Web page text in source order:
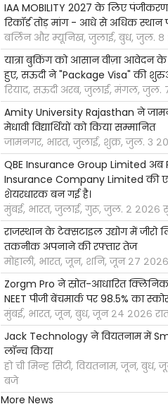
IAA MOBILITY 2027 के लिए
रिकॉर्ड तोड़ मांग - आधे से अधिक
बर्लिन और म्यूनिख, जुलाई, बुध, जुल. ८
यात्रा बुकिंग को आसान वीज़ा आवेदन
हुए, सऊदी ने "Package Visa" की
रियाद, सऊदी अरब, जुलाई, मंगल, जुल.
Amity University Rajasthan ने
मेधावी विद्यार्थियों को किया सम्मानित
जामनगर, भारत, जुलाई, शुक्र, जुल. ३
QBE Insurance Group Limited अब
Insurance Company Limited की
शेयरधारक बन गई है।
मुंबई, भारत, जुलाई, गुरू, जुल. २ २०२६
राजस्थान के टेक्सटाइल उद्योग में जीरो
तकनीक अपनाने की रफ्तार तेज
मोहाली, भारत, जून, शनि, जून २७
Zorgm Pro ने स्रोत-आधारित
NEET पीजी बेंचमार्क पर 98.5% का स्कोर
मुंबई, भारत, जून, बुध, जून २४ २०२६
Jack Technology ने वियतनाम में
लॉन्च किया
हो ची मिन्ह सिटी, वियतनाम, जून, बुध,
बजे
More News